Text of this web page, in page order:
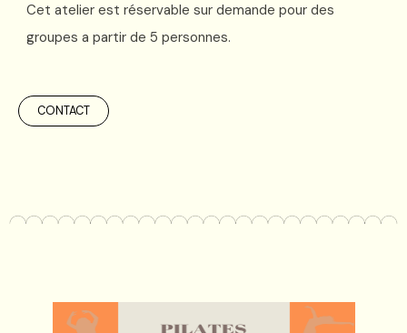
Cet atelier est réservable sur demande pour des
groupes a partir de 5 personnes.
CONTACT